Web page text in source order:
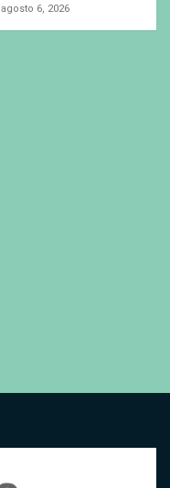
agosto 6, 2026